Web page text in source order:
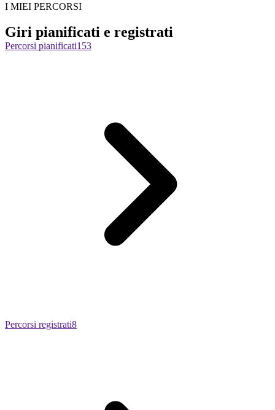
I MIEI PERCORSI
Giri pianificati e registrati
Percorsi pianificati153
Percorsi registrati8